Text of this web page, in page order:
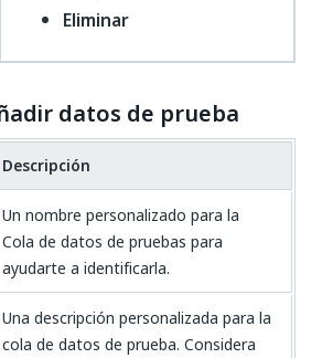
Eliminar
datos de prueba
Descripción
Un nombre personalizado para la
Cola de datos de pruebas para
ayudarte a identificarla.
Una descripción personalizada para la
cola de datos de prueba. Considera